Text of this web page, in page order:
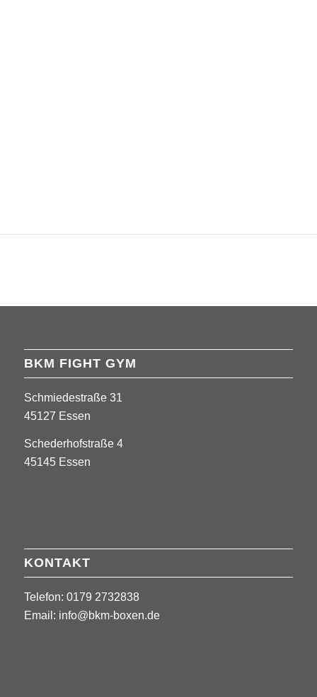
BKM FIGHT GYM
Schmiedestraße 31
45127 Essen
Schederhofstraße 4
45145 Essen
KONTAKT
Telefon: 0179 2732838
Email: info@bkm-boxen.de